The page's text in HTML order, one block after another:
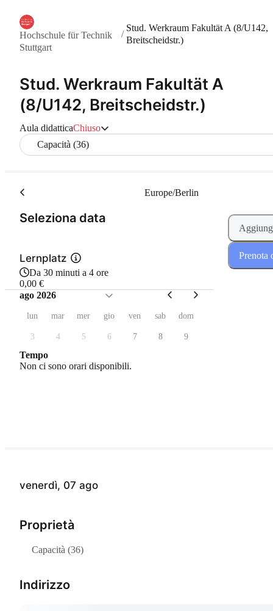
Hochschule für Technik
Stuttgart
/
Stud. Werkraum Fakultät A (8/U142,
Breitscheidstr.)
Stud. Werkraum Fakultät A
(8/U142, Breitscheidstr.)
Aula didatticaChiuso
Capacità (36)
venerdì, 07 ago
Proprietà
Capacità (36)
Indirizzo
Seleziona data(Passo 1 di 2)
Europe/Berlin
Lernplatz
Da 30 minuti a 4 ore
0,00 €
ago 2026
lun mar mer gio ven sab dom
3 4 5 6 7 8 9
Tempo
Non ci sono orari disponibili.
Prenota